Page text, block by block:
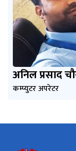
अनिल प्रसाद
कम्प्युटर अपरेटर